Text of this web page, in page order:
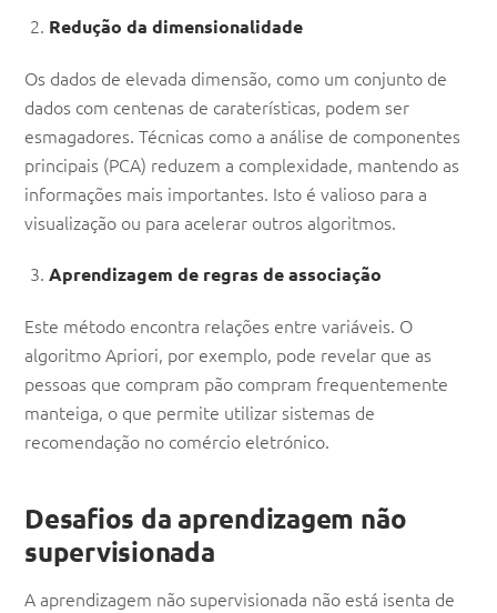
Redução da dimensionalidade
Os dados de elevada dimensão, como um conjunto de
dados com centenas de caraterísticas, podem ser
esmagadores. Técnicas como a análise de componentes
principais (PCA) reduzem a complexidade, mantendo as
informações mais importantes. Isto é valioso para a
visualização ou para acelerar outros algoritmos.
Aprendizagem de regras de associação
Este método encontra relações entre variáveis. O
algoritmo Apriori, por exemplo, pode revelar que as
pessoas que compram pão compram frequentemente
manteiga, o que permite utilizar sistemas de
recomendação no comércio eletrónico.
Desafios da aprendizagem não
supervisionada
A aprendizagem não supervisionada não está isenta de